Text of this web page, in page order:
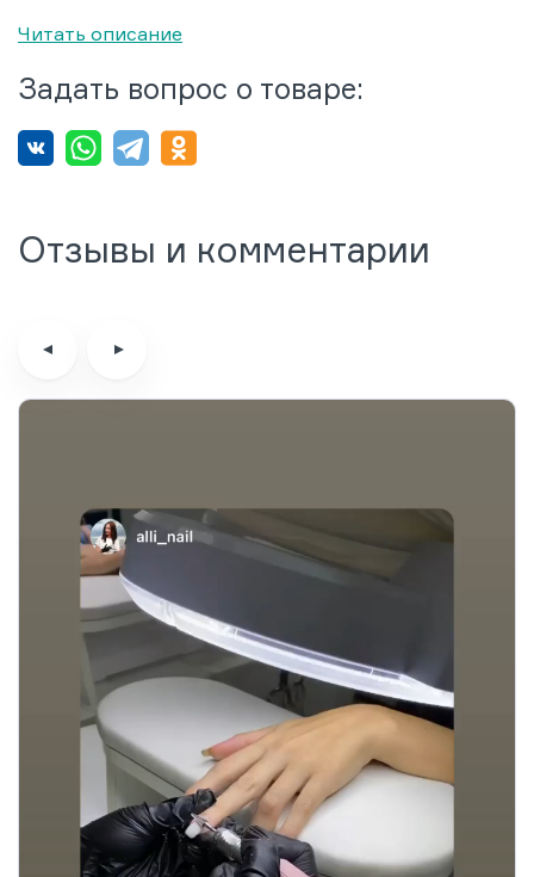
Читать описание
Задать вопрос о товаре:
Отзывы и комментарии